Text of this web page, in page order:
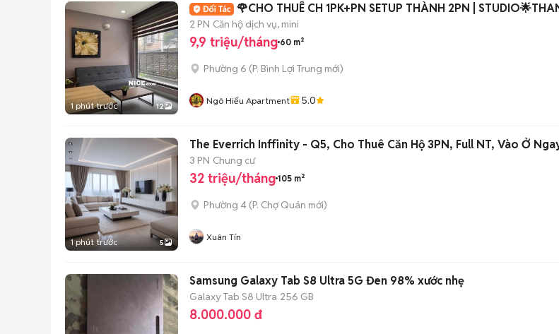
1 phút trước 12
🌹CHO THUÊ CH 1PK+PN SETUP THÀNH 2PN |
2 PN Căn hộ dịch vụ, mini
9,9 triệu/tháng 60 m²
Phường 6 (P. Bình Lợi Trung mới)
Ngô Hiếu Apartment 5.0
1 phút trước 5
The Everrich Inffinity - Q5, Cho Thuê Căn Hộ 3PN, Full NT, Vào Ở
3 PN Chung cư
32 triệu/tháng 105 m²
Phường 4 (P. Chợ Quán mới)
Xuân Tín
Samsung Galaxy Tab S8 Ultra 5G Đen 98% xước nhẹ
Galaxy Tab S8 Ultra 256 GB
8.000.000 đ